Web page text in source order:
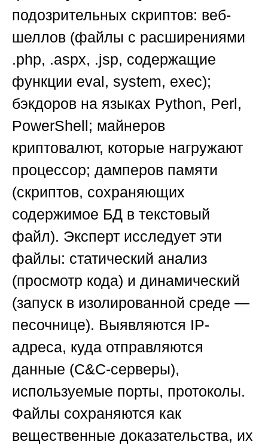
подозрительных скриптов: веб-
шеллов (файлы с расширениями
.php, .aspx, .jsp, содержащие
функции eval, system, exec);
бэкдоров на языках Python, Perl,
PowerShell; майнеров
криптовалют, которые нагружают
процессор; дамперов памяти
(скриптов, сохраняющих
содержимое БД в текстовый
файл). Эксперт исследует эти
файлы: статический анализ
(просмотр кода) и динамический
(запуск в изолированной среде —
песочнице). Выявляются IP-
адреса, куда отправляются
данные (C&C-серверы),
используемые порты, протоколы.
Файлы сохраняются как
вещественные доказательства, их